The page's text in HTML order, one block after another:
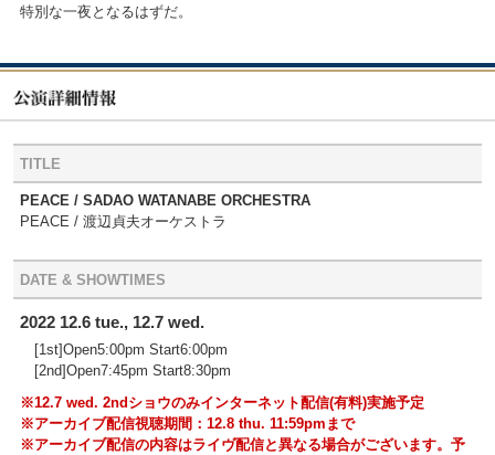
特別な一夜となるはずだ。
TITLE
PEACE / SADAO WATANABE ORCHESTRA
PEACE / 渡辺貞夫オーケストラ
DATE & SHOWTIMES
2022 12.6 tue., 12.7 wed.
[1st]Open5:00pm Start6:00pm
[2nd]Open7:45pm Start8:30pm
※12.7 wed. 2ndショウのみインターネット配信(有料)実施予定
※アーカイブ配信視聴期間：12.8 thu. 11:59pmまで
※アーカイブ配信の内容はライヴ配信と異なる場合がございます。予